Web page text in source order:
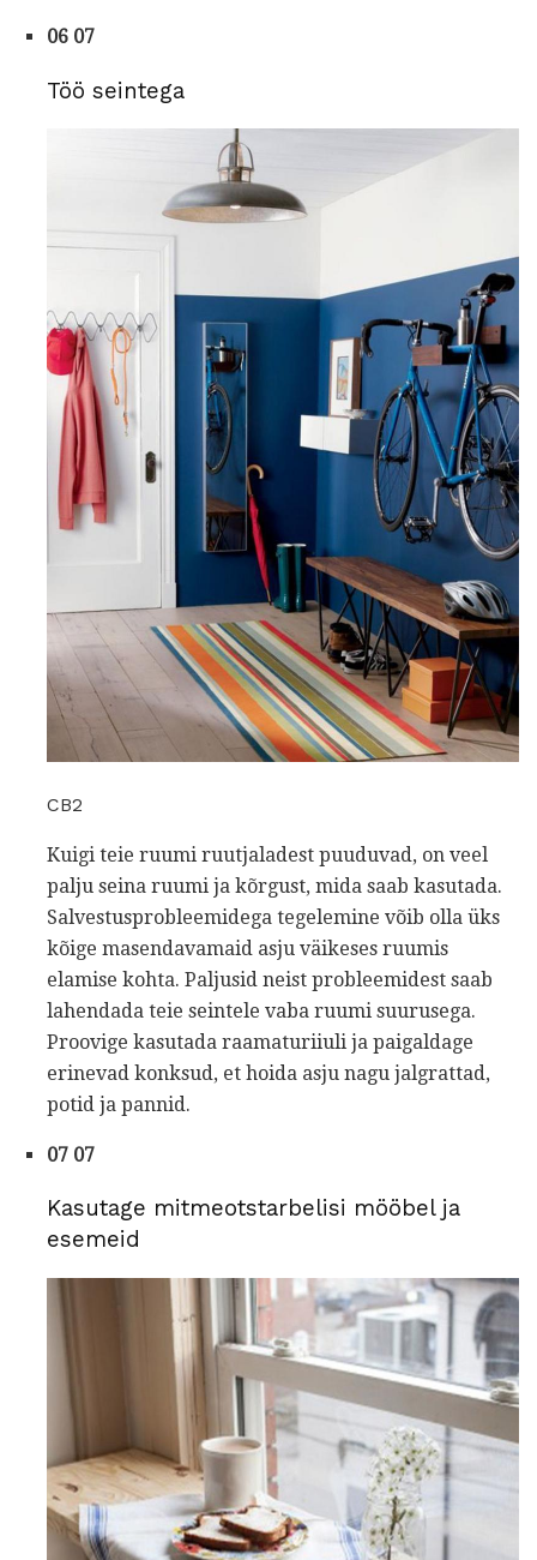
06 07
Töö seintega
CB2
Kuigi teie ruumi ruutjaladest puuduvad, on veel
palju seina ruumi ja kõrgust, mida saab kasutada.
Salvestusprobleemidega tegelemine võib olla üks
kõige masendavamaid asju väikeses ruumis
elamise kohta. Paljusid neist probleemidest saab
lahendada teie seintele vaba ruumi suurusega.
Proovige kasutada raamaturiiuli ja paigaldage
erinevad konksud, et hoida asju nagu jalgrattad,
potid ja pannid.
07 07
Kasutage mitmeotstarbelisi mööbel ja
esemeid